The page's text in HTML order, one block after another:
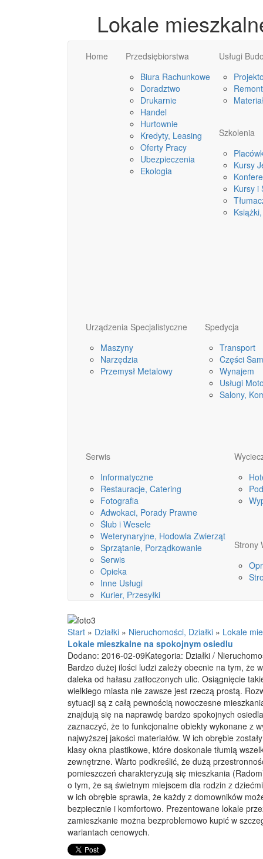
Lokale
Home
Przedsiębiorstwa
Biura Rachunkowe
Doradztwo
Drukarnie
Handel
Hurtownie
Kredyty, Leasing
Oferty Pracy
Ubezpieczenia
Ekologia
Usługi
Szkolenia
Kursy
Kursy i
Urządzenia Specjalistyczne
Maszyny
Narzędzia
Przemysł Metalowy
Spedycja
Transport
Części
Wynajem
Usługi
Salony,
Serwis
Informatyczne
Restauracje, Catering
Fotografia
Adwokaci, Porady Prawne
Ślub i Wesele
Weterynaryjne, Hodowla Zwierząt
Sprzątanie, Porządkowanie
Serwis
Opieka
Inne Usługi
Kurier, Przesyłki
Strony
Start » Działki » Nieruchomości, Działki » Lokale
Lokale mieszkalne na spokojnym osiedlu
Dodano: 2016-02-09Kategoria: Działki /
Bardzo dużej ilości ludzi zależy obecnie na tym, że
daleka od hałasu zatłoczonych ulic. Osiągnięcie
wielkiego miasta nie zawsze jest rzeczą prostą.
sytuacji są z całą pewnością nowoczesne
znajdują się na naprawdę bardzo spokojnych
zaznaczyć, że to funkcjonalne obiekty wykonane z
najwyższej jakości materiałów. W ich obrębie
klasy okna plastikowe, które doskonale tłumią
zewnętrzne. Warto podkreślić, że dużą
pomieszczeń charakteryzują się mieszkania
o tym, że są świetnym miejscem dla rodzin z
w ich obrębie sprawia, że każdy z domowników
bezpiecznie i komfortowo. Prezentowane lokale
zamieszkanie można bezproblemowo kupić w
wariantach cenowych.